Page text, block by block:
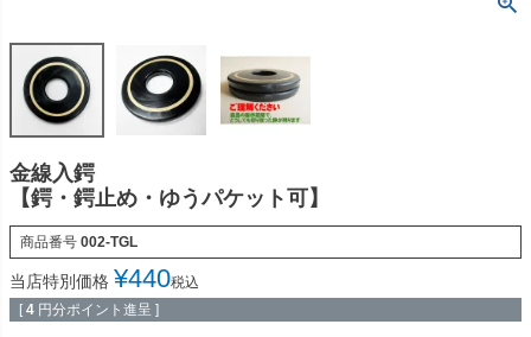
金線入鍔
【鍔・鍔止め・ゆうパケット可】
商品番号 002-TGL
当店特別価格 ¥440税込
[ 4 円分ポイント進呈 ]